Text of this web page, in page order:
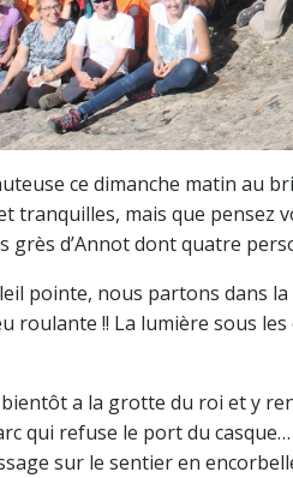
ce dimanche matin au
tranquilles, mais que
grès d’Annot dont quatre
pointe, nous partons dans
roulante !! La lumière sous
a la grotte du roi et y
qui refuse le port du casque…
sur le sentier en